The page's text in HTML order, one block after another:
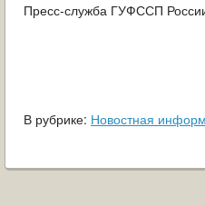
Пресс-служба ГУФССП
В рубрике: Новостная